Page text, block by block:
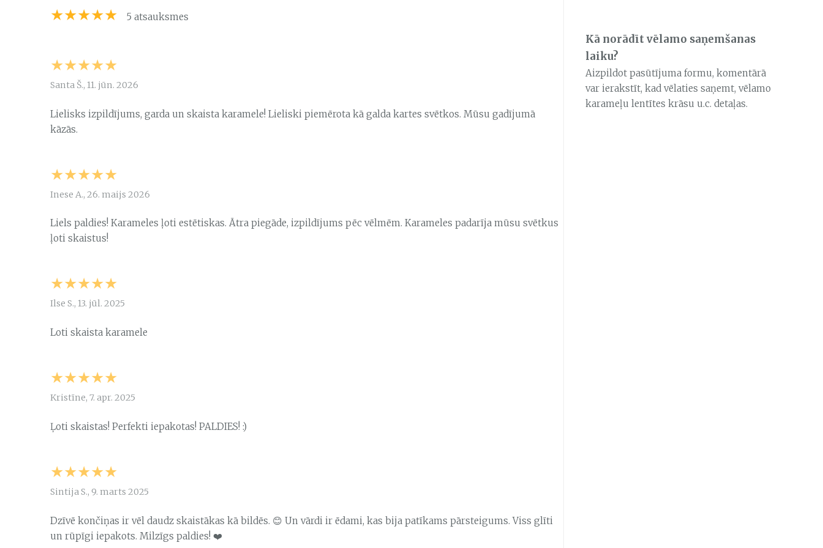
Kā norādīt vēlamo saņemšanas
laiku?
Aizpildot pasūtījuma formu, komentārā
var ierakstīt, kad vēlaties saņemt, vēlamo
karameļu lentītes krāsu u.c. detaļas.
★★★★★ 5 atsauksmes
★★★★★
Santa Š., 11. jūn. 2026
Lielisks izpildījums, garda un skaista karamele! Lieliski piemērota kā galda kartes svētkos. Mūsu gadījumā
kāzās.
★★★★★
Inese A., 26. maijs 2026
Liels paldies! Karameles ļoti estētiskas. Ātra piegāde, izpildījums pēc vēlmēm. Karameles padarīja mūsu svētkus
ļoti skaistus!
★★★★★
Ilse S., 13. jūl. 2025
Loti skaista karamele
★★★★★
Kristīne, 7. apr. 2025
Ļoti skaistas! Perfekti iepakotas! PALDIES! :)
★★★★★
Sintija S., 9. marts 2025
Dzīvē končiņas ir vēl daudz skaistākas kā bildēs. 😊 Un vārdi ir ēdami, kas bija patīkams pārsteigums. Viss glīti
un rūpīgi iepakots. Milzīgs paldies! ❤️